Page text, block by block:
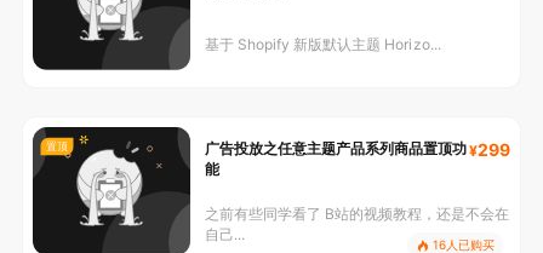
基于 Shopify 新版默认主题 Horizo...
置顶
广告投放之任意主题产品系列商品置顶功
能
299
之前有些同学看了 B站的视频教程，还是不会在
自己...
16人已购买